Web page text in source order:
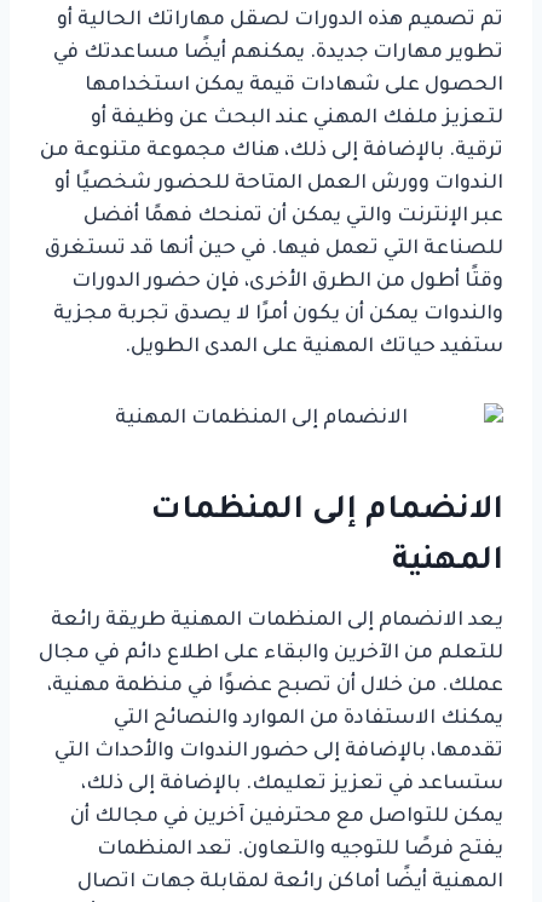
تم تصميم هذه الدورات لصقل مهاراتك الحالية أو
تطوير مهارات جديدة. يمكنهم أيضًا مساعدتك في
الحصول على شهادات قيمة يمكن استخدامها
لتعزيز ملفك المهني عند البحث عن وظيفة أو
ترقية. بالإضافة إلى ذلك، هناك مجموعة متنوعة من
الندوات وورش العمل المتاحة للحضور شخصيًا أو
عبر الإنترنت والتي يمكن أن تمنحك فهمًا أفضل
للصناعة التي تعمل فيها. في حين أنها قد تستغرق
وقتًا أطول من الطرق الأخرى، فإن حضور الدورات
والندوات يمكن أن يكون أمرًا لا يصدق تجربة مجزية
ستفيد حياتك المهنية على المدى الطويل.
الانضمام إلى المنظمات
المهنية
يعد الانضمام إلى المنظمات المهنية طريقة رائعة
للتعلم من الآخرين والبقاء على اطلاع دائم في مجال
عملك. من خلال أن تصبح عضوًا في منظمة مهنية،
يمكنك الاستفادة من الموارد والنصائح التي
تقدمها، بالإضافة إلى حضور الندوات والأحداث التي
ستساعد في تعزيز تعليمك. بالإضافة إلى ذلك،
يمكن للتواصل مع محترفين آخرين في مجالك أن
يفتح فرصًا للتوجيه والتعاون. تعد المنظمات
المهنية أيضًا أماكن رائعة لمقابلة جهات اتصال